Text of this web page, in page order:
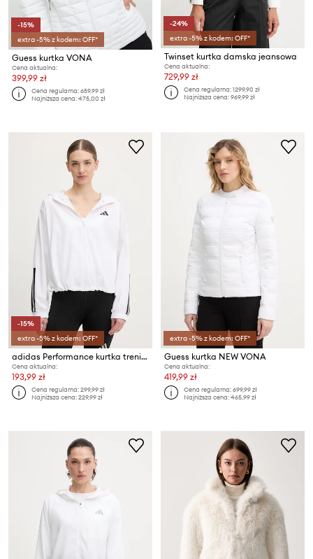
-15%
extra -5% z kodem: OFF*
Guess kurtka VONA
Cena aktualna:
399,99 zł
Cena regularna:659,99 zł
Najniższa cena:475,00 zł
-24%
extra -5% z kodem: OFF*
Twinset kurtka damska jeansowa
Cena aktualna:
729,99 zł
Cena regularna:1299,90 zł
Najniższa cena:969,99 zł
-15%
extra -5% z kodem: OFF*
adidas Performance kurtka treningowa Hyperglam Windy
Cena aktualna:
193,99 zł
Cena regularna:299,99 zł
Najniższa cena:229,99 zł
extra -5% z kodem: OFF*
Guess kurtka NEW VONA
Cena aktualna:
419,99 zł
Cena regularna:699,99 zł
Najniższa cena:465,99 zł